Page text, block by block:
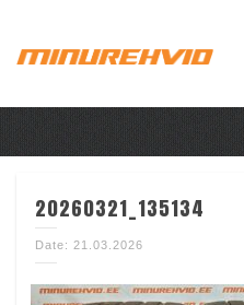
20260321_135134
Date: 21.03.2026